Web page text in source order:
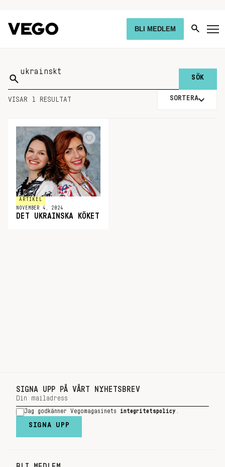
BLI MEDLEM
Sök
på:
VISAR 1 RESULTAT SORTERA
ARTIKEL
NOVEMBER 4, 2024
DET UKRAINSKA KÖKET
SIGNA UPP PÅ VÅRT NYHETSBREV
Jag godkänner Vegomagasinets integritetspolicy
SIGNA UPP